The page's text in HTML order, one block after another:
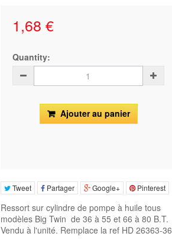
1,68 €
Quantity:
Ajouter au panier
Tweet Partager Google+ Pinterest
Ressort sur cylindre de pompe à huile tous
modèles Big Twin de 36 à 55 et 66 à 80 B.T.
Vendu à l'unité. Remplace la ref HD 26363-36